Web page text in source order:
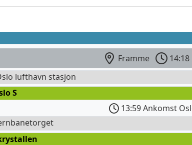
Framme
14:18
lufthavn stasjon
S
13:59 Ankomst